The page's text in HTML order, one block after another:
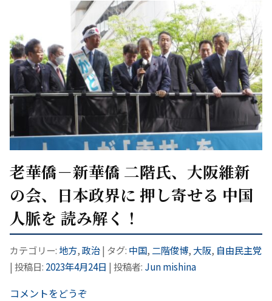
老華僑－新華僑 二階氏、大阪維新
の会、日本政界に 押し寄せる 中国
人脈を 読み解く！
カテゴリー: 地方,政治| タグ: 中国, 二階俊博, 大阪, 自由民主党
| 投稿日: 2023年4月24日 | 投稿者: Jun mishina
コメントをどうぞ